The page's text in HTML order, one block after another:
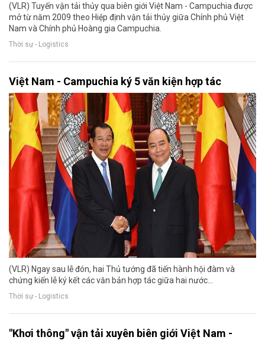
(VLR) Tuyến vận tải thủy qua biên giới Việt Nam - Campuchia được
mở từ năm 2009 theo Hiệp định vận tải thủy giữa Chính phủ Việt
Nam và Chính phủ Hoàng gia Campuchia.
Thời sự - Logistics
Việt Nam - Campuchia ký 5 văn kiện hợp tác
(VLR) Ngay sau lễ đón, hai Thủ tướng đã tiến hành hội đàm và
chứng kiến lễ ký kết các văn bản hợp tác giữa hai nước...
Thời sự - Logistics
"Khơi thông" vận tải xuyên biên giới Việt Nam -